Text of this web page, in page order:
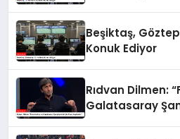
Beşiktaş,
Konuk Ediyor
Rıdvan Dilmen:
Galatasaray